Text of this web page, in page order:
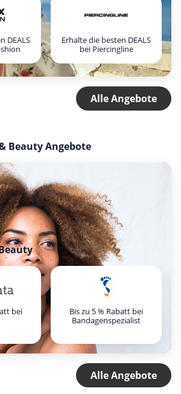
DEALS
Erhalte die besten DEALS
bei Piercingline
Alle Angebote
Beauty Angebote
bei
Bis zu 5 % Rabatt bei
Bandagenspezialist
Alle Angebote